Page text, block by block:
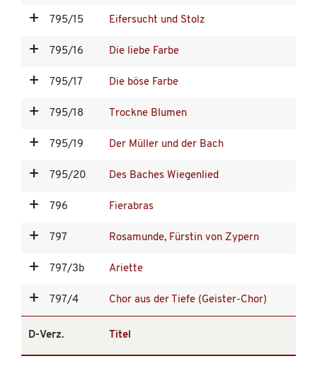
795/15 Eifersucht und Stolz
795/16 Die liebe Farbe
795/17 Die böse Farbe
795/18 Trockne Blumen
795/19 Der Müller und der Bach
795/20 Des Baches Wiegenlied
796 Fierabras
797 Rosamunde, Fürstin von Zypern
797/3b Ariette
797/4 Chor aus der Tiefe (Geister-Chor)
D-Verz. Titel